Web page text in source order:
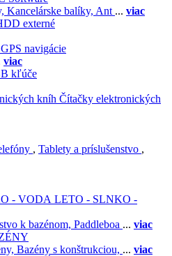
Kancelárske balíky, Ant ... viac
externé
GPS navigácie
viac
kľúče
Čítačky elektronických
, Tablety a príslušenstvo ,
LETO - SLNKO -
k bazénom, Paddleboa ... viac
Bazény s konštrukciou, ... viac